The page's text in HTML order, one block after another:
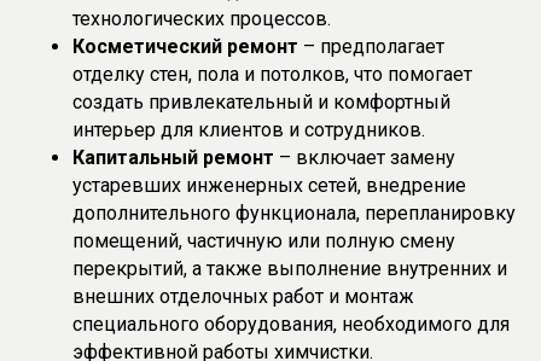
технологических процессов.
Косметический ремонт – предполагает
отделку стен, пола и потолков, что помогает
создать привлекательный и комфортный
интерьер для клиентов и сотрудников.
Капитальный ремонт – включает замену
устаревших инженерных сетей, внедрение
дополнительного функционала, перепланировку
помещений, частичную или полную смену
перекрытий, а также выполнение внутренних и
внешних отделочных работ и монтаж
специального оборудования, необходимого для
эффективной работы химчистки.